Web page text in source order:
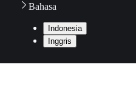
Bahasa
Indonesia
Inggris